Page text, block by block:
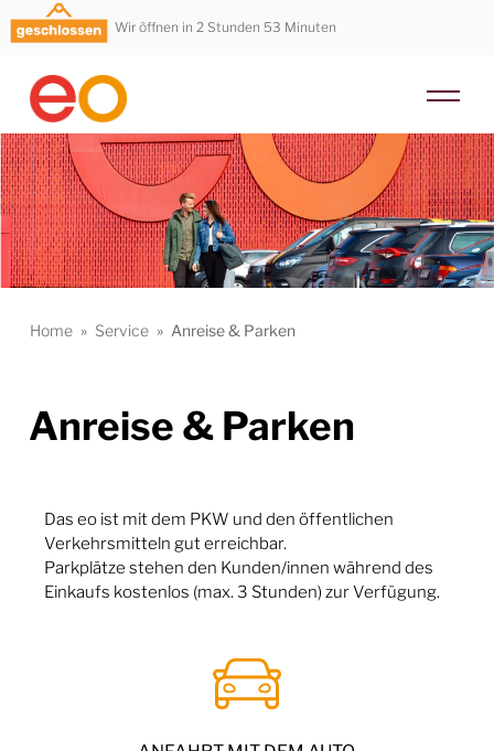
Wir öffnen in 2 Stunden 53 Minuten
Home » Service » Anreise & Parken
Anreise & Parken
Daseo ist mit dem PKW und den öffentlichen
Verkehrsmitteln gut erreichbar.
Parkplätze stehen den Kunden/innen während des
Einkaufs kostenlos (max. 3 Stunden) zur Verfügung.